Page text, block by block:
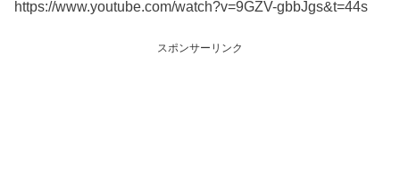
https://www.youtube.com/watch?v=9GZV-gbbJgs&t=44s
スポンサーリンク